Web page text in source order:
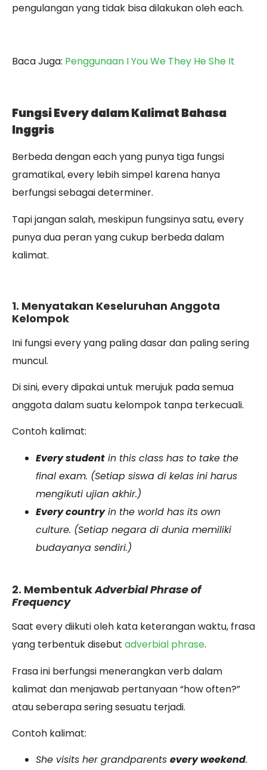
pengulangan yang tidak bisa dilakukan oleh each.
Baca Juga: Penggunaan I You We They He She It
Fungsi Every dalam Kalimat Bahasa
Inggris
Berbeda dengan each yang punya tiga fungsi
gramatikal, every lebih simpel karena hanya
berfungsi sebagai determiner.
Tapi jangan salah, meskipun fungsinya satu, every
punya dua peran yang cukup berbeda dalam
kalimat.
1. Menyatakan Keseluruhan Anggota
Kelompok
Ini fungsi every yang paling dasar dan paling sering
muncul.
Di sini, every dipakai untuk merujuk pada semua
anggota dalam suatu kelompok tanpa terkecuali.
Contoh kalimat:
Every student in this class has to take the
final exam. (Setiap siswa di kelas ini harus
mengikuti ujian akhir.)
Every countryin the world has its own
culture. (Setiap negara di dunia memiliki
budayanya sendiri.)
2. MembentukAdverbial Phrase of
Frequency
Saat every diikuti oleh kata keterangan waktu, frasa
yang terbentuk disebut adverbial phrase.
Frasa ini berfungsi menerangkan verb dalam
kalimat dan menjawab pertanyaan “how often?”
atau seberapa sering sesuatu terjadi.
Contoh kalimat:
She visits her grandparents every weekend.